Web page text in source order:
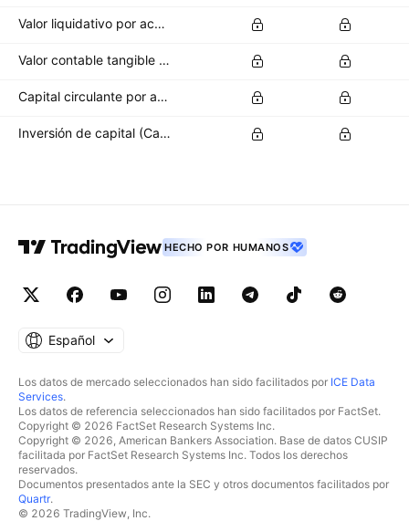
Valor liquidativo por acción
Valor contable tangible por acción
Capital circulante por acción
Inversión de capital (CapEx) por acción
HECHO POR HUMANOS
Español
Los datos de mercado seleccionados han sido facilitados por ICE Data
Services.
Los datos de referencia seleccionados han sido facilitados por FactSet.
Copyright © 2026 FactSet Research Systems Inc.
Copyright © 2026, American Bankers Association. Base de datos CUSIP
facilitada por FactSet Research Systems Inc. Todos los derechos
reservados.
Documentos presentados ante la SEC y otros documentos facilitados por
Quartr.
© 2026 TradingView, Inc.